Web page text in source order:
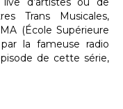
Trans Musicales,
(École Supérieure
la fameuse radio
de cette série,